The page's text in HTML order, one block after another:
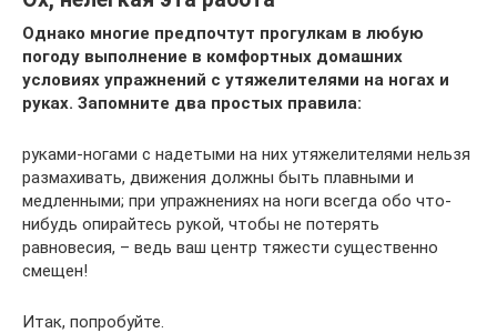
Однако многие предпочтут прогулкам в любую
погоду выполнение в комфортных домашних
условиях упражнений с утяжелителями на ногах и
руках. Запомните два простых правила:
руками-ногами с надетыми на них утяжелителями нельзя
размахивать, движения должны быть плавными и
медленными; при упражнениях на ноги всегда обо что-
нибудь опирайтесь рукой, чтобы не потерять
равновесия, – ведь ваш центр тяжести существенно
смещен!
Итак, попробуйте.